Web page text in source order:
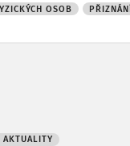
OSOB
AKTUALITY